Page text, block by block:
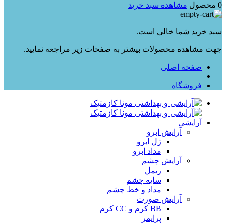
0 محصول
مشاهده سبد خرید
سبد خرید شما خالی است.
جهت مشاهده محصولات بیشتر به صفحات زیر مراجعه نمایید.
صفحه اصلی
فروشگاه
آرایشی
آرایش ابرو
ژل ابرو
مداد ابرو
آرایش چشم
ریمل
سایه چشم
مداد و خط چشم
آرایش صورت
BB کرم و CC کرم
پرایمر